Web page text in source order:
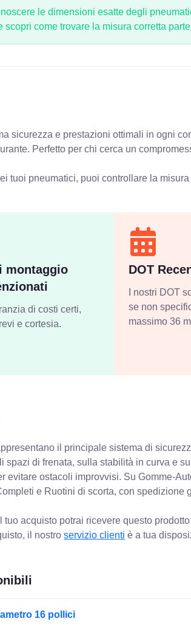
le dimensioni esatte degli
scopri come trovare la misura corretta
sicurezza e prestazioni ottimali in ogni
Perfetto per chi cerca un
tuoi pneumatici, puoi controllare la
montaggio
di costi certi,
e cortesia.
DOT
I nostri DOT
se non
massimo 36
il principale sistema di
spazi di frenata, sulla stabilità in curva e
evitare ostacoli improvvisi. Su Gomme-
e Ruotini di scorta, con spedizione
tuo acquisto potrai ricevere questo
il nostroservizio clienti è a tua
16 pollici